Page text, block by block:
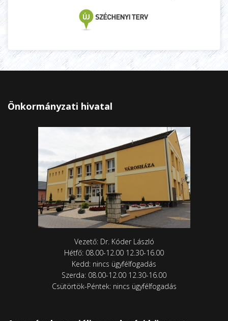
Önkormányzati hivatal
Vezető: Dr. Kóder László
Hétfő: 08.00-12.00 12.30-16.00
Kedd: nincs ügyfélfogadás
Szerda: 08.00-12.00 12.30-16.00
Csütörtök-Péntek: nincs ügyfélfogadás